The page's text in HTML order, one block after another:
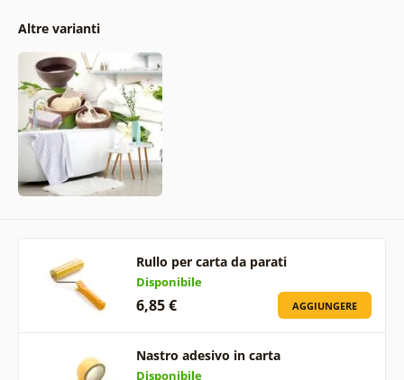
Altre varianti
Rullo per carta da parati
Disponibile
6,85 € AGGIUNGERE
Nastro adesivo in carta
Disponibile